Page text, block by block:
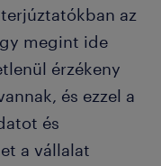
az
megint ide
érzékeny
és ezzel a
és
a vállalat